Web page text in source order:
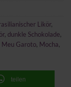
Likör,
, dunkle Schokolade,
Meu Garoto, Mocha,
teilen